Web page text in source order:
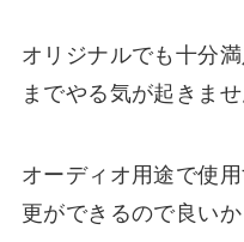
オリジナルでも十分
までやる気が起きませ
オーディオ用途で使
更ができるので良いか